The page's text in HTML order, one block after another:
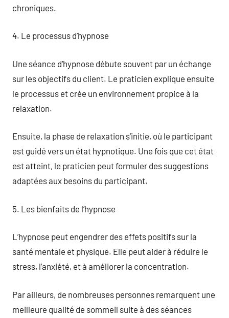
chroniques.
4. Le processus d’hypnose
Une séance d’hypnose débute souvent par un échange
sur les objectifs du client. Le praticien explique ensuite
le processus et crée un environnement propice à la
relaxation.
Ensuite, la phase de relaxation s’initie, où le participant
est guidé vers un état hypnotique. Une fois que cet état
est atteint, le praticien peut formuler des suggestions
adaptées aux besoins du participant.
5. Les bienfaits de l’hypnose
L’hypnose peut engendrer des effets positifs sur la
santé mentale et physique. Elle peut aider à réduire le
stress, l’anxiété, et à améliorer la concentration.
Par ailleurs, de nombreuses personnes remarquent une
meilleure qualité de sommeil suite à des séances